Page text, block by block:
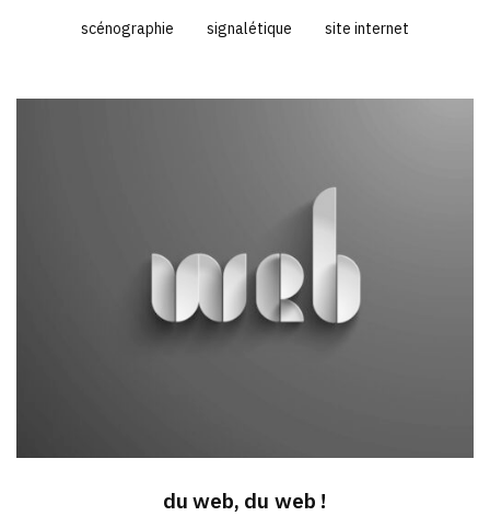
scénographie signalétique site internet
du web, du web !